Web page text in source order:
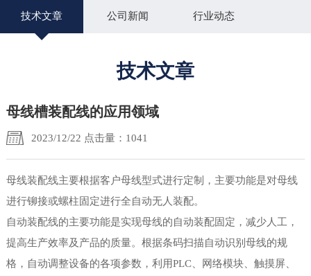
技术文章 公司新闻 行业动态
技术文章
母线槽装配线的应用领域
2023/12/22 点击量：1041
母线装配线主要根据客户母线型式进行定制，主要功能是对母线
进行铆接或螺柱固定进行全自动无人装配。
自动装配线的主要功能是实现母线的自动装配固定，减少人工，
提高生产效率及产品的质量。根据条码扫描自动识别母线的规
格，自动调整设备的各项参数，利用PLC、网络模块、触摸屏、